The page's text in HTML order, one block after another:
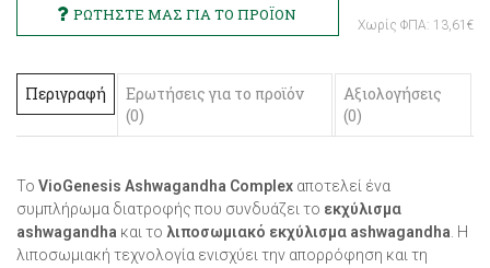
Χωρίς ΦΠΑ: 13,61€
Περιγραφή
Ερωτήσεις για το προϊόν
(0)
Αξιολογήσεις
(0)
Το VioGenesis Ashwagandha Complex αποτελεί ένα
συμπλήρωμα διατροφής που συνδυάζει το εκχύλισμα
ashwagandha και το λιποσωμιακό εκχύλισμα ashwagandha. Η
λιποσωμιακή τεχνολογία ενισχύει την απορρόφηση και τη